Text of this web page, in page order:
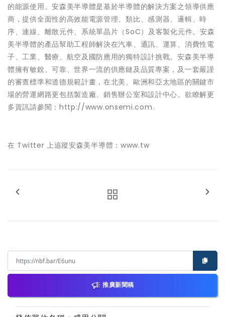
的能源使用。安森美半導體是基於半導體的解決方案之領導供應
商，提供全面性的高效能電源管理、類比、感測器、邏輯、時
序、連線、離散元件、系統單晶片（SoC）及客製化元件。安森
美半導體的產品幫助工程師解決在汽車、通訊、運算、消費性電
子、工業、醫療、航空及國防應用的獨特設計挑戰。安森美半導
體擁有敏銳、可靠、世界一流的供應鏈及品質專案，及一套嚴謹
的審查標準和道德規範計畫，在北美、歐洲和亞太地區的關鍵市
場的營運網路更包括製造廠、銷售辦公室和設計中心。欲瞭解更
多資訊請參閱：http://www.onsemi.com.
在 Twitter 上追蹤安森美半導體：www.tw
推廣新聞稿